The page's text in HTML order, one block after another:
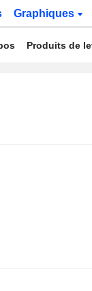
Graphiques
Produits de